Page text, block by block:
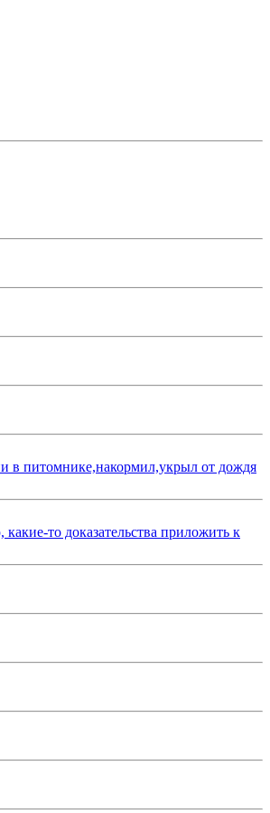
в питомнике,накормил,укрыл от дождя
то доказательства приложить к